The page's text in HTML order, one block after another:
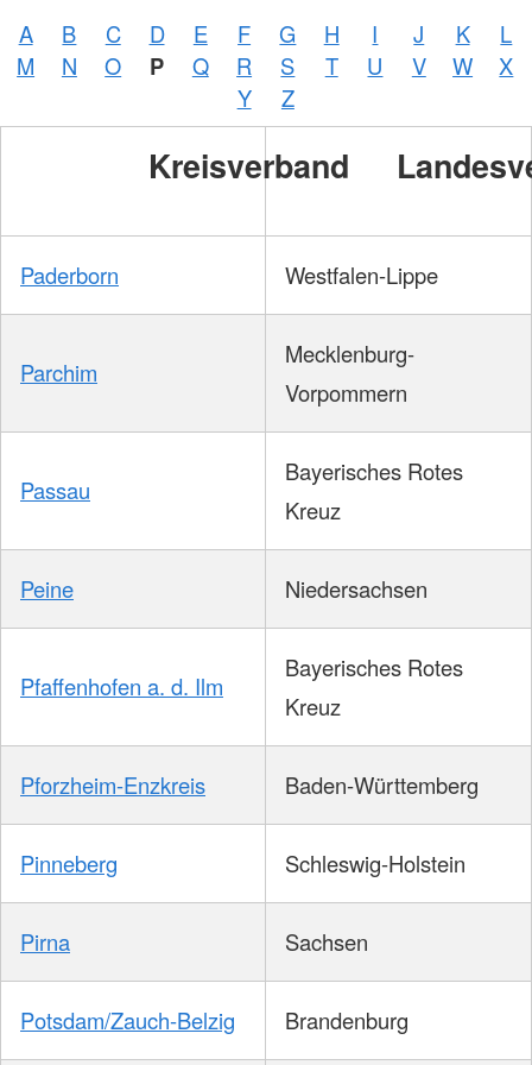
A B C D E F G H I J K
L
M
N O P Q R S T U V W
X
Y
Z
Kreisverband
Paderborn Westfalen-Lippe
Parchim
Mecklenburg-
Vorpommern
Passau
Bayerisches Rotes
Kreuz
Peine Niedersachsen
Pfaffenhofen a. d. Ilm
Bayerisches Rotes
Kreuz
Pforzheim-Enzkreis Baden-Württemberg
Pinneberg Schleswig-Holstein
Pirna Sachsen
Potsdam/Zauch-Belzig Brandenburg
Foto:
DRKS